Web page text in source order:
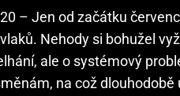
– Jen od začátku
Nehody si bohužel
ale o systémový
na což